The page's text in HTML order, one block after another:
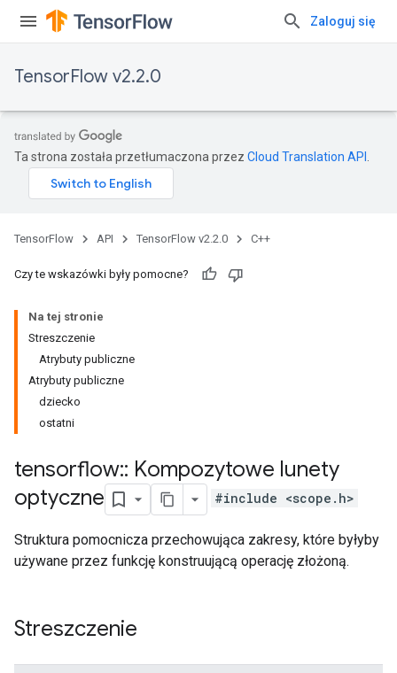
Zaloguj się
TensorFlow v2.2.0
Ta strona została przetłumaczona przez Cloud Translation API
TensorFlow API TensorFlow v2.2.0 C++
Czy te wskazówki były pomocne?
Na tej stronie
Streszczenie
Atrybuty publiczne
Atrybuty publiczne
dziecko
ostatni
tensorflow:: Kompozytowe lunety
optyczne
#include <scope.h>
Struktura pomocnicza przechowująca zakresy, które byłyby
używane przez funkcję konstruującą operację złożoną.
Streszczenie